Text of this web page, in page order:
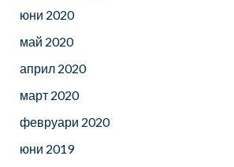
юни 2020
май 2020
април 2020
март 2020
февруари 2020
юни 2019